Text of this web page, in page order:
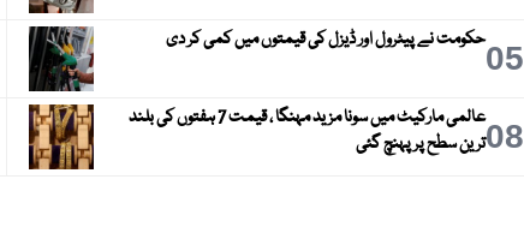
05حکومت نے پیٹرول اور ڈیزل کی قیمتوں میں کمی کر دی
08
عالمی مارکیٹ میں سونا مزید مہنگا ، قیمت 7 ہفتوں کی بلند
ترین سطح پر پہنچ گئی